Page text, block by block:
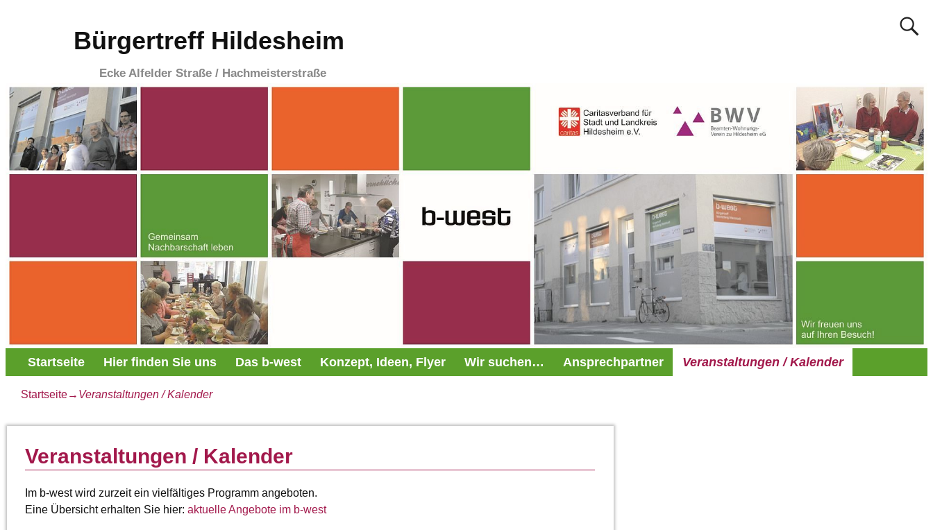
Bürgertreff Hildesheim
Ecke Alfelder Straße / Hachmeisterstraße
Startseite Hier finden Sie uns Das b-west Konzept, Ideen, Flyer Wir suchen… Ansprechpartner Veranstaltungen / Kalender
Startseite→ Veranstaltungen / Kalender
Veranstaltungen / Kalender
Im b-west wird zurzeit ein vielfältiges Programm angeboten.
Eine Übersicht erhalten Sie hier:aktuelle Angebote im b-west